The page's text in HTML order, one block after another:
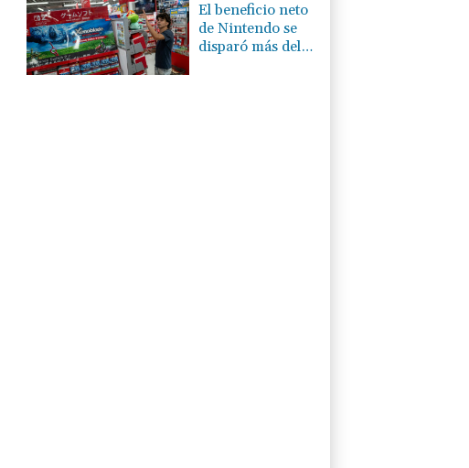
El beneficio neto
de Nintendo se
disparó más del